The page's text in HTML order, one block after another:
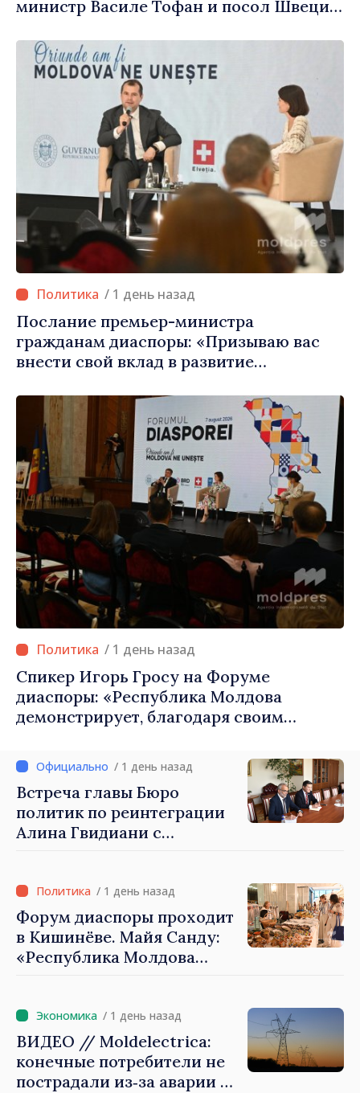
министр Василе Тофан и посол Швеции
/ 1 день назад
Послание премьер-министра
гражданам диаспоры: «Призываю вас
внести свой вклад в развитие
/ 1 день назад
Спикер Игорь Гросу на Форуме
диаспоры: «Республика Молдова
демонстрирует, благодаря своим
заслуживает стать частью большой
европейской семьи»
/ 1 день назад
Встреча главы Бюро
политик по реинтеграции
Алина Гвидиани с
Красного Креста в
Молдове
/ 1 день назад
Форум диаспоры проходит
в Кишинёве. Майя Санду:
«Республика Молдова
диаспора может сыграть
важную роль в
продвижении и поддержке
этого пути»
/ 1 день назад
ВИДЕО // Moldelectrica:
конечные потребители не
пострадали из‑за аварии на